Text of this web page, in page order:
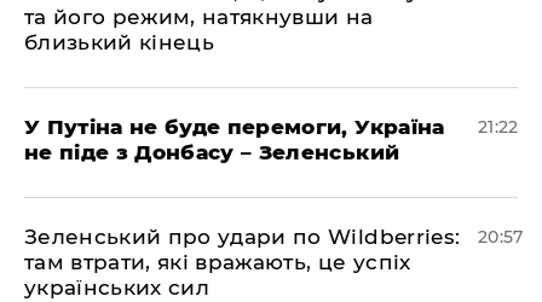
та його режим, натякнувши на
близький кінець
У Путіна не буде перемоги, Україна
не піде з Донбасу – Зеленський
21:22
Зеленський про удари по Wildberries:
там втрати, які вражають, це успіх
українських сил
20:57